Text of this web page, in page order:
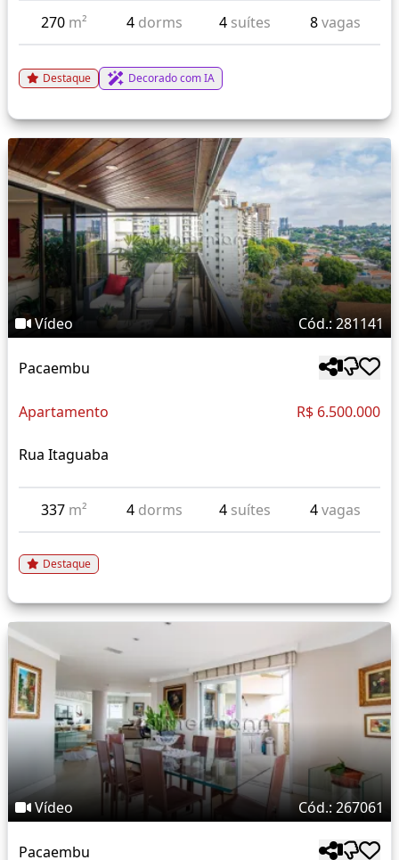
270 m² 4 dorms 4 suítes 8vagas
Destaque Decorado com IA
Vídeo Cód.: 281141
Pacaembu
Apartamento R$ 6.500.000
Rua Itaguaba
337 m² 4 dorms 4 suítes 4vagas
Destaque
Vídeo Cód.: 267061
Pacaembu